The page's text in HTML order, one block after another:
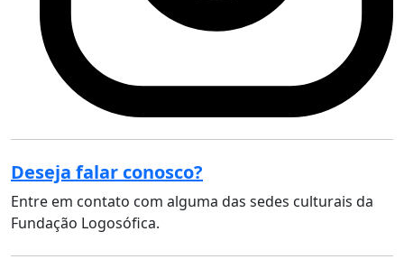
Deseja falar conosco?
Entre em contato com alguma das sedes culturais da
Fundação Logosófica.